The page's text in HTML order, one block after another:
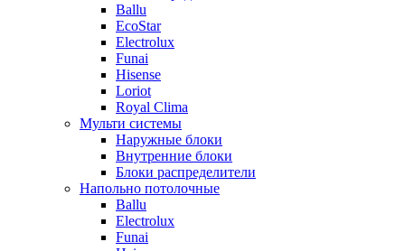
Ballu
EcoStar
Electrolux
Funai
Hisense
Loriot
Royal Clima
Мульти системы
Наружные блоки
Внутренние блоки
Блоки распределители
Напольно потолочные
Ballu
Electrolux
Funai